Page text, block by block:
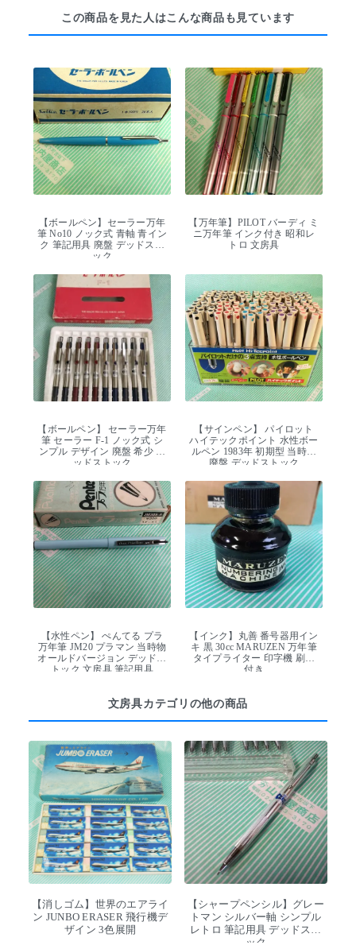
この商品を見た人はこんな商品も見ています
【ボールペン】セーラー万年
筆 No10 ノック式 青軸 青イン
ク 筆記用具 廃盤 デッドスト
ック
【万年筆】PILOT バーディ ミ
ニ万年筆 インク付き 昭和レ
トロ 文房具
【ボールペン】 セーラー万年
筆 セーラー F-1 ノック式 シ
ンプル デザイン 廃盤 希少 デ
ッドストック
【サインペン】 パイロット
ハイテックポイント 水性ボー
ルペン 1983年 初期型 当時物
廃盤 デッドストック
【水性ペン】 ぺんてる プラ
万年筆 JM20 プラマン 当時物
オールドバージョン デッドス
トック 文房具 筆記用具
【インク】丸善 番号器用イン
キ 黒 30cc MARUZEN 万年筆
タイプライター 印字機 刷毛
付き
文房具カテゴリの他の商品
【消しゴム】世界のエアライ
ン JUNBO ERASER 飛行機デ
ザイン 3色展開
【シャープペンシル】グレー
トマン シルバー軸 シンプル
レトロ 筆記用具 デッドスト
ック